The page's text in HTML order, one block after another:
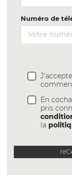
Numéro de
En
pris
la